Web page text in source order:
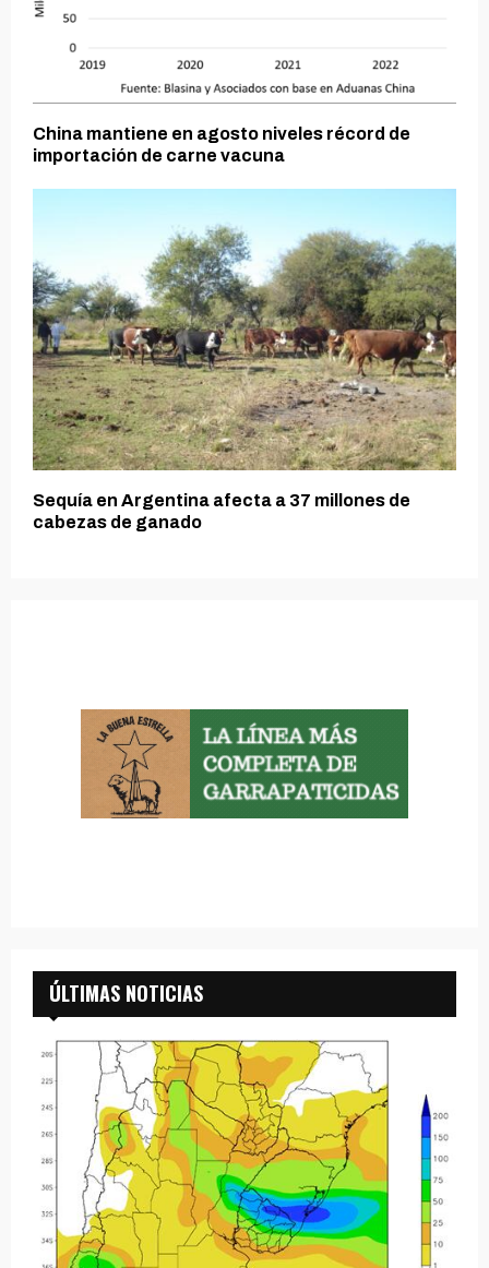
China mantiene en agosto niveles récord de
importación de carne vacuna
Sequía en Argentina afecta a 37 millones de
cabezas de ganado
ÚLTIMAS NOTICIAS